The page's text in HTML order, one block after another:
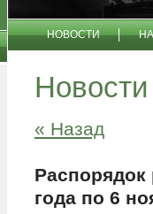
НОВОСТИ
Новости
« Назад
Распорядок
года по 6